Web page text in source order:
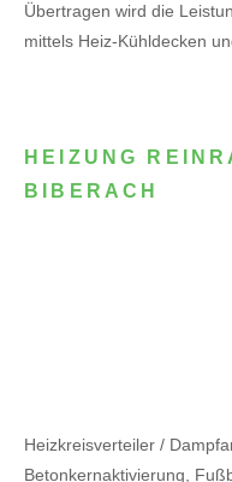
Übertragen wird die
mittels Heiz-Kühldecken
HEIZUNG
BIBERACH
Heizkreisverteiler /
Betonkernaktivierung,